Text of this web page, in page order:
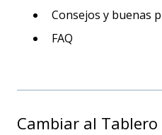
Consejos y buenas
FAQ
Cambiar al Tablero